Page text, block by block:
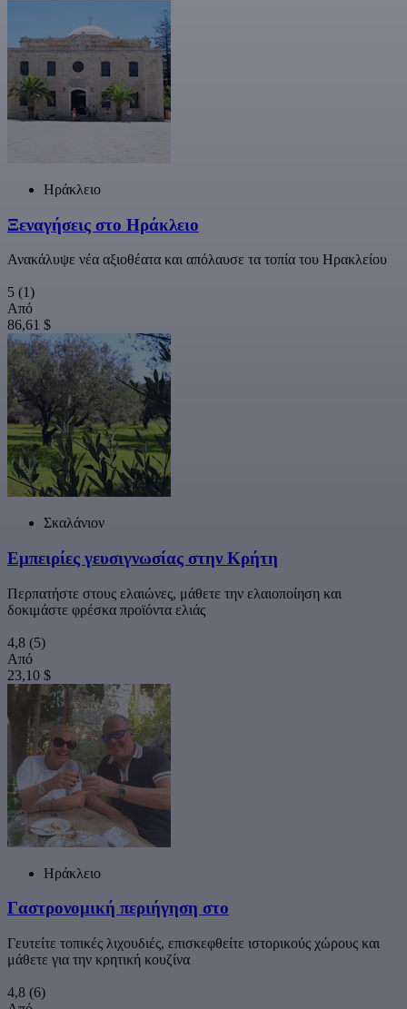
Ηράκλειο
Ξεναγήσεις στο Ηράκλειο
Ανακάλυψε νέα αξιοθέατα και απόλαυσε τα τοπία του Ηρακλείου
5 (1)
Από
86,61 $
Σκαλάνιον
Εμπειρίες γευσιγνωσίας στην Κρήτη
Περπατήστε στους ελαιώνες, μάθετε την ελαιοποίηση και
δοκιμάστε φρέσκα προϊόντα ελιάς
4,8 (5)
Από
23,10 $
Ηράκλειο
Γαστρονομική περιήγηση στο
Γευτείτε τοπικές λιχουδιές, επισκεφθείτε ιστορικούς χώρους και
μάθετε για την κρητική κουζίνα
4,8 (6)